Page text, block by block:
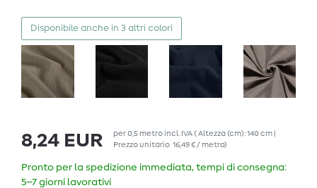
Disponibile anche in 3 altri colori
8,24 EUR per0,5 metroincl. IVA( Altezza (cm): 140 cm |
Prezzo unitario 16,49 € / metro)
Pronto per la spedizione immediata, tempi di consegna:
5–7 giorni lavorativi